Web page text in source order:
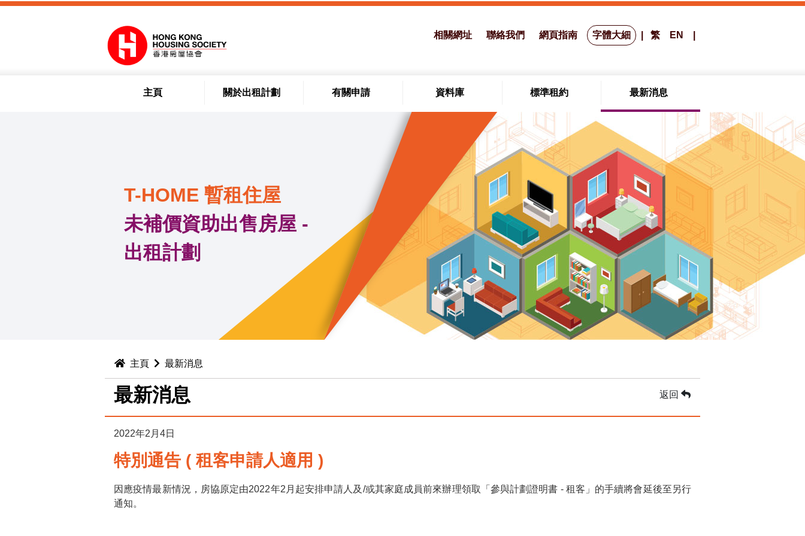
跳到內容
相關網址 聯絡我們 網頁指南 字體大細 繁 EN
主頁 關於出租計劃 有關申請 資料庫 標準租約 最新消息
T-HOME 暫租住屋
未補價資助出售房屋 -
出租計劃
主頁 最新消息
最新消息 返回
2022年2月4日
特別通告 ( 租客申請人適用 )
因應疫情最新情況，房協原定由2022年2月起安排申請人及/或其家庭成員前來辦理領取「參與計劃證明書 - 租客」的手續將會延後至另行
通知。